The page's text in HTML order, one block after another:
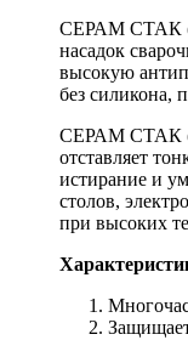
СЕРАМ СТАК
насадок
высокую
без силикона,
СЕРАМ СТАК
отставляет
истирание и
столов,
при высоких